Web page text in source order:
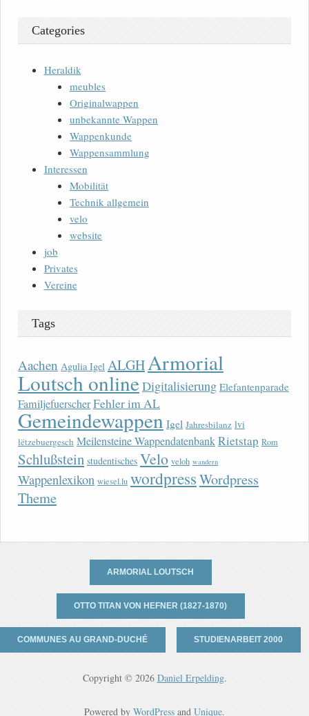
Categories
Heraldik
meubles
Originalwappen
unbekannte Wappen
Wappenkunde
Wappensammlung
Interessen
Mobilität
Technik allgemein
velo
website
job
Privates
Vereine
Tags
Aachen Agulia Igel ALGHArmorial
Loutsch onlineDigitalisierung Elefantenparade
FamiljefuerscherFehler im AL
Gemeindewappen Igel Jahresbilanz lvi
lëtzebuergesch Meilensteine WappendatenbankRietstap Rom
Schlußstein studentisches Velo veloh wandern
Wappenlexikon wiesel.lu wordpressWordpress
Theme
ARMORIAL LOUTSCH
OTTO TITAN VON HEFNER (1827-1870)
COMMUNES AU GRAND-DUCHÉ STUDIENARBEIT 2000
Copyright © 2026 Daniel Erpelding.
Powered by WordPress and Unique.